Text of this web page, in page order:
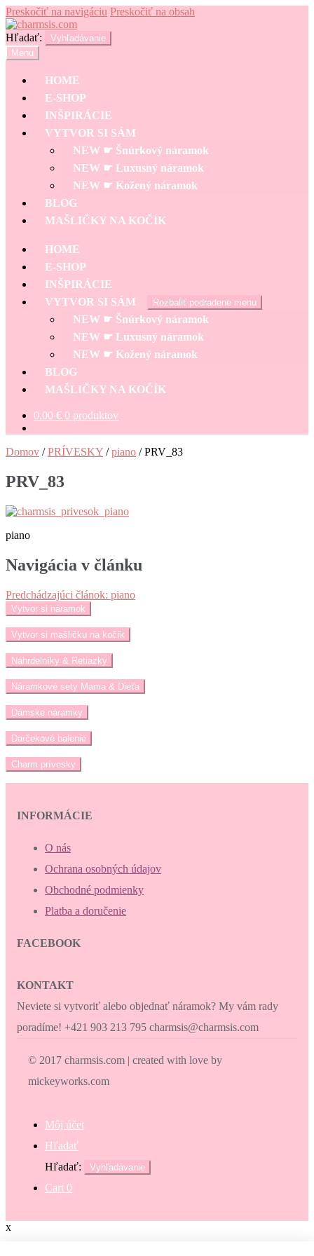
Preskočiť na navigáciu Preskočiť na obsah
Hľadať:
Vyhľadávanie
Menu
HOME
E-SHOP
INŠPIRÁCIE
VYTVOR SI SÁM
NEW ☛ Šnúrkový náramok
NEW ☛ Luxusný náramok
NEW ☛ Kožený náramok
BLOG
MAŠLIČKY NA KOČÍK
HOME
E-SHOP
INŠPIRÁCIE
VYTVOR SI SÁM
Rozbaliť podradené menu
NEW ☛ Šnúrkový náramok
NEW ☛ Luxusný náramok
NEW ☛ Kožený náramok
BLOG
MAŠLIČKY NA KOČÍK
0.00 € 0 produktov
Domov /PRÍVESKY /piano /PRV_83
PRV_83
piano
Navigácia v článku
Predchádzajúci článok: piano
Vytvor si náramok
Vytvor si mašličku na kočík
Náhrdelníky & Retiazky
Náramkové sety Mama & Dieťa
Dámske náramky
Darčekové balenie
Charm prívesky
INFORMÁCIE
O nás
Ochrana osobných údajov
Obchodné podmienky
Platba a doručenie
FACEBOOK
KONTAKT
Neviete si vytvoriť alebo objednať náramok? My vám rady
poradíme! +421 903 213 795 charmsis@charmsis.com
© 2017 charmsis.com | created with love by
mickeyworks.com
Môj účet
Hľadať
Hľadať:
Vyhľadávanie
Cart 0
x